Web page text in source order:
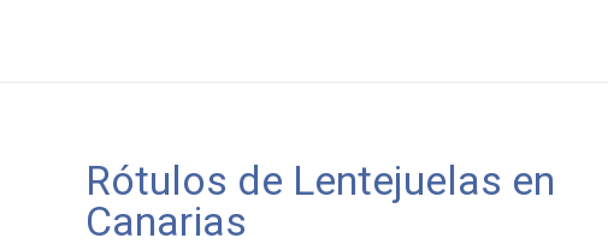
Rótulos de Lentejuelas en
Canarias